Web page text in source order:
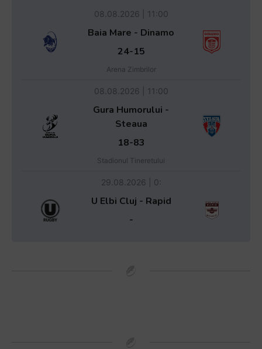
08.08.2026 | 11:00
Baia Mare - Dinamo
24-15
Arena Zimbrilor
08.08.2026 | 11:00
Gura Humorului -
Steaua
18-83
Stadionul Tineretului
29.08.2026 | 0:
U Elbi Cluj - Rapid
-